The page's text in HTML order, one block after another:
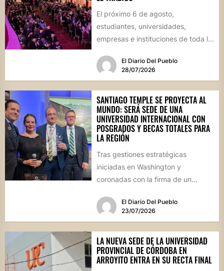
El próximo 6 de agosto,
estudiantes, universidades,
empresas e instituciones de toda la
que...
El Diario Del Pueblo
28/07/2026
SANTIAGO TEMPLE SE PROYECTA AL
MUNDO: SERÁ SEDE DE UNA
UNIVERSIDAD INTERNACIONAL CON
POSGRADOS Y BECAS TOTALES PARA
LA REGIÓN
Tras gestiones estratégicas
iniciadas en Washington y
coronadas con la firma de un
departamento Río...
El Diario Del Pueblo
23/07/2026
LA NUEVA SEDE DE LA UNIVERSIDAD
PROVINCIAL DE CÓRDOBA EN
ARROYITO ENTRA EN SU RECTA FINAL